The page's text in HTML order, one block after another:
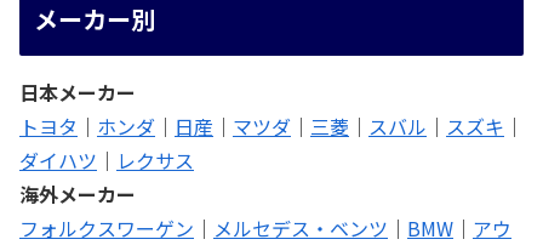
メーカー別
日本メーカー
トヨタ ｜ ホンダ ｜ 日産 ｜ マツダ ｜ 三菱 ｜ スバル ｜ スズキ ｜
ダイハツ ｜ レクサス
海外メーカー
フォルクスワーゲン ｜ メルセデス・ベンツ ｜ BMW ｜ アウ